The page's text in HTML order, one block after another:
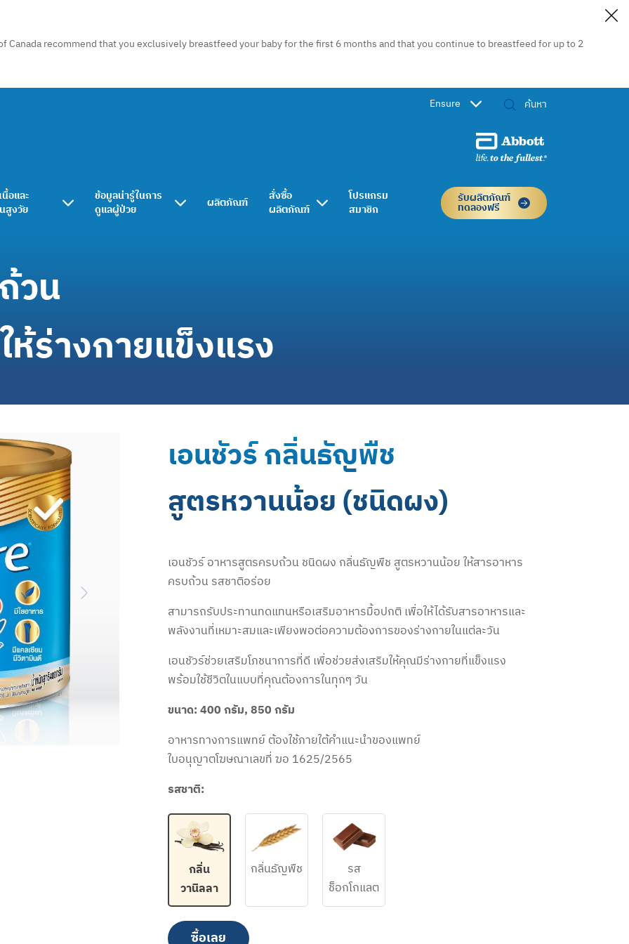
Canada recommend that you exclusively breastfeed your baby for the first 6 months and that you continue to breastfeed for up to 2
Ensure
อและ
สูงวัย
ข้อมูลน่ารู้ในการ
ดูแลผู้ป่วย
ผลิตภัณฑ์
สั่งซื้อ
ผลิตภัณฑ์
โปรแกรม
สมาชิก
รับผลิตภัณฑ์
ทดลองฟรี
วน
ห้ร่างกายแข็งแรง
เอนชัวร์ กลิ่นธัญพืช
สูตรหวานน้อย (ชนิดผง)
เอนชัวร์ อาหารสูตรครบถ้วน ชนิดผง กลิ่นธัญพืช สูตรหวานน้อย ให้สารอาหาร
ครบถ้วน รสชาติอร่อย
สามารถรับประทานทดแทนหรือเสริมอาหารมื้อปกติ เพื่อให้ได้รับสารอาหารและ
พลังงานที่เหมาะสมและเพียงพอต่อความต้องการของร่างกายในแต่ละวัน
เอนชัวร์ช่วยเสริมโภชนาการที่ดี เพื่อช่วยส่งเสริมให้คุณมีร่างกายที่แข็งแรง
พร้อมใช้ชีวิตในแบบที่คุณต้องการในทุกๆ วัน
ขนาด: 400 กรัม, 850 กรัม
อาหารทางการแพทย์ ต้องใช้ภายใต้คำแนะนำของแพทย์
ใบอนุญาตโฆษณาเลขที่ ฆอ 1625/2565
รสชาติ:
กลิ่น
วานิลลา​
กลิ่นธัญพืช
รส
ช็อกโกแลต
ซื้อเลย